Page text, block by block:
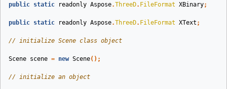
public static readonly Aspose.ThreeD. FileFormat XBinary;
public static readonly Aspose.ThreeD. FileFormat XText ;
// initialize Scene class object
Scene scene = new Scene();
// initialize an object